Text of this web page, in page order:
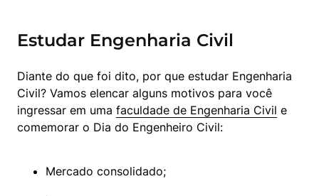
Estudar Engenharia Civil
Diante do que foi dito, por que estudar Engenharia
Civil? Vamos elencar alguns motivos para você
ingressar em uma faculdade de Engenharia Civil e
comemorar o Dia do Engenheiro Civil:
Mercado consolidado;